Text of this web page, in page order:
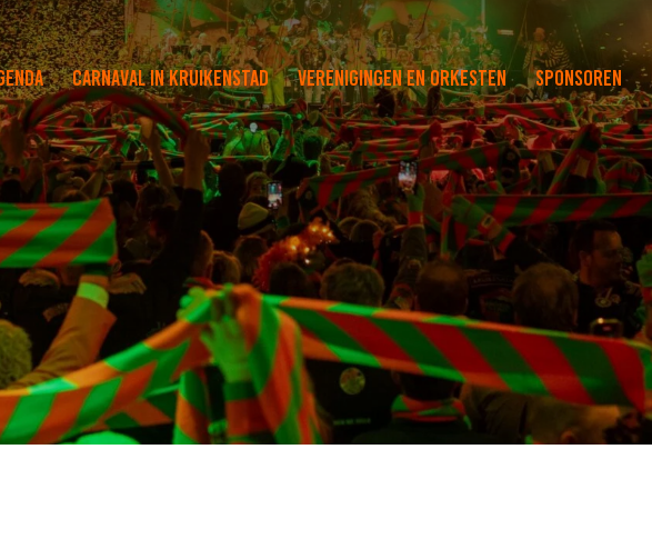
Carnaval in Kruikenstad Verenigingen en orkesten Sponsoren